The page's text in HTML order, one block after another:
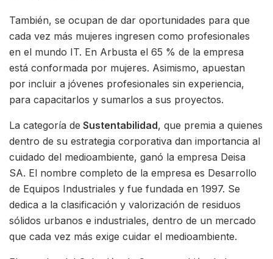
También, se ocupan de dar oportunidades para que
cada vez más mujeres ingresen como profesionales
en el mundo IT. En Arbusta el 65 % de la empresa
está conformada por mujeres. Asimismo, apuestan
por incluir a jóvenes profesionales sin experiencia,
para capacitarlos y sumarlos a sus proyectos.
La categoría de Sustentabilidad, que premia a quienes
dentro de su estrategia corporativa dan importancia al
cuidado del medioambiente, ganó la empresa Deisa
SA. El nombre completo de la empresa es Desarrollo
de Equipos Industriales y fue fundada en 1997. Se
dedica a la clasificación y valorización de residuos
sólidos urbanos e industriales, dentro de un mercado
que cada vez más exige cuidar el medioambiente.